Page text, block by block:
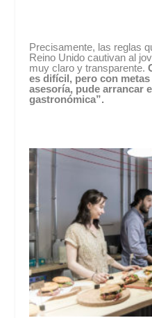
Precisamente, las reglas
Reino Unido cautivan al
muy claro y transparente.
es difícil, pero con
asesoría, pude arrancar
gastronómica”.